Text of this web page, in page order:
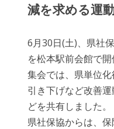
減を求める運
6月30日(土)、県社
を松本駅前会館で開
集会では、県単位
引き下げなど改善
どを共有しました。
県社保協からは、